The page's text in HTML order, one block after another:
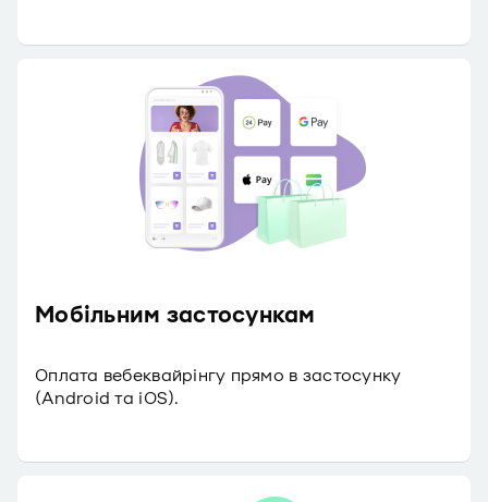
Мобільним застосункам
Оплата вебеквайрінгу прямо в застосунку
(Android та iOS).